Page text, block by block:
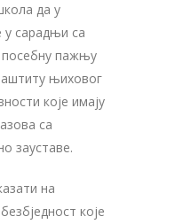
да у
у сарадњи са
пажњу
њиховог
које имају
са
зауставе.
на
које